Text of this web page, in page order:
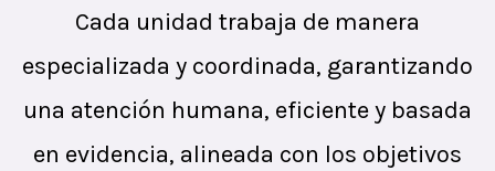
Cada unidad trabaja de manera
especializada y coordinada, garantizando
una atención humana, eficiente y basada
en evidencia, alineada con los objetivos